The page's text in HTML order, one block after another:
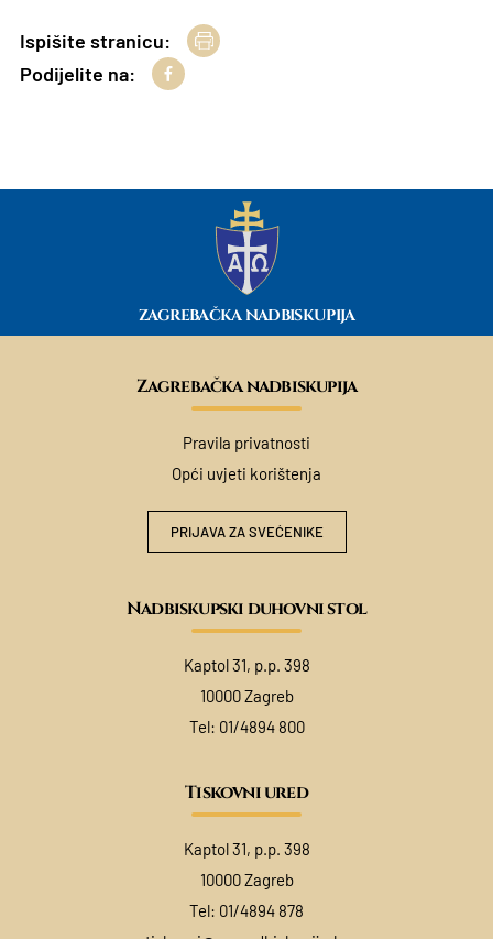
Ispišite stranicu:
Podijelite na:
ZAGREBAČKA NADBISKUPIJA
Zagrebačka nadbiskupija
Pravila privatnosti
Opći uvjeti korištenja
PRIJAVA ZA SVEĆENIKE
Nadbiskupski duhovni stol
Kaptol 31, p.p. 398
10000 Zagreb
Tel: 01/4894 800
Tiskovni ured
Kaptol 31, p.p. 398
10000 Zagreb
Tel: 01/4894 878